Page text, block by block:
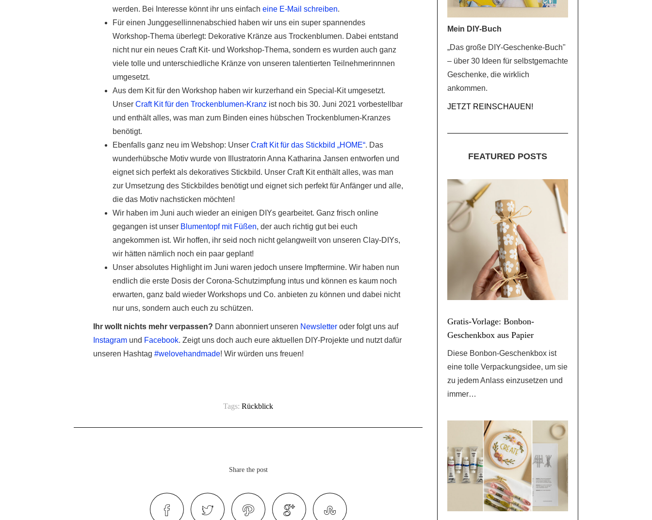
werden. Bei Interesse könnt ihr uns einfach eine E-Mail schreiben.
Für einen Junggesellinnenabschied haben wir uns ein super spannendes
Workshop-Thema überlegt: Dekorative Kränze aus Trockenblumen. Dabei entstand
nicht nur ein neues Craft Kit- und Workshop-Thema, sondern es wurden auch ganz
viele tolle und unterschiedliche Kränze von unseren talentierten Teilnehmerinnnen
umgesetzt.
Aus dem Kit für den Workshop haben wir kurzerhand ein Special-Kit umgesetzt.
Unser Craft Kit für den Trockenblumen-Kranz ist noch bis 30. Juni 2021 vorbestellbar
und enthält alles, was man zum Binden eines hübschen Trockenblumen-Kranzes
benötigt.
Ebenfalls ganz neu im Webshop: Unser Craft Kit für das Stickbild „HOME“. Das
wunderhübsche Motiv wurde von Illustratorin Anna Katharina Jansen entworfen und
eignet sich perfekt als dekoratives Stickbild. Unser Craft Kit enthält alles, was man
zur Umsetzung des Stickbildes benötigt und eignet sich perfekt für Anfänger und alle,
die das Motiv nachsticken möchten!
Wir haben im Juni auch wieder an einigen DIYs gearbeitet. Ganz frisch online
gegangen ist unser Blumentopf mit Füßen, der auch richtig gut bei euch
angekommen ist. Wir hoffen, ihr seid noch nicht gelangweilt von unseren Clay-DIYs,
wir hätten nämlich noch ein paar geplant!
Unser absolutes Highlight im Juni waren jedoch unsere Impftermine. Wir haben nun
endlich die erste Dosis der Corona-Schutzimpfung intus und können es kaum noch
erwarten, ganz bald wieder Workshops und Co. anbieten zu können und dabei nicht
nur uns, sondern auch euch zu schützen.
Ihr wollt nichts mehr verpassen? Dann abonniert unseren Newsletter oder folgt uns auf
Instagram und Facebook. Zeigt uns doch auch eure aktuellen DIY-Projekte und nutzt dafür
unseren Hashtag #welovehandmade! Wir würden uns freuen!
Tags: Rückblick
Share the post
Mein DIY-Buch
„Das große DIY-Geschenke-Buch"
– über 30 Ideen für selbstgemachte
Geschenke, die wirklich
ankommen.
JETZT REINSCHAUEN!
FEATURED POSTS
Gratis-Vorlage: Bonbon-
Geschenkbox aus Papier
Diese Bonbon-Geschenkbox ist
eine tolle Verpackungsidee, um sie
zu jedem Anlass einzusetzen und
immer…